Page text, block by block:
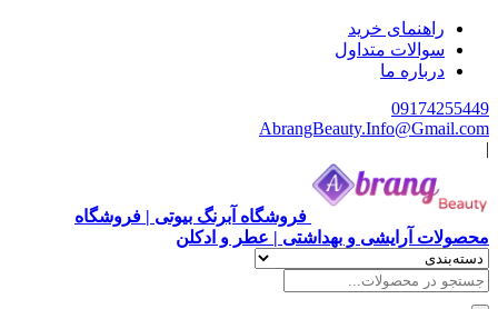
خرید
متداول
ما
فروشگاه آبرنگ بیوتی | فروشگاه
آرایشی و بهداشتی | عطر و ادکلن